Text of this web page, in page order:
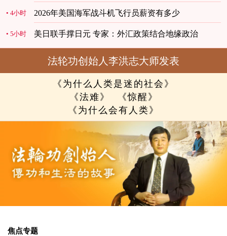
4小时 2026年美国海军战斗机飞行员薪资有多少
5小时 美日联手撑日元 专家：外汇政策结合地缘政治
法轮功创始人李洪志大师发表
《为什么人类是迷的社会》
《法难》
《惊醒》
《为什么会有人类》
焦点专题